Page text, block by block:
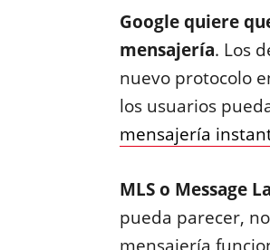
Google quiere
mensajería. Los
nuevo protocolo
los usuarios
mensajería
MLS o Message
pueda parecer,